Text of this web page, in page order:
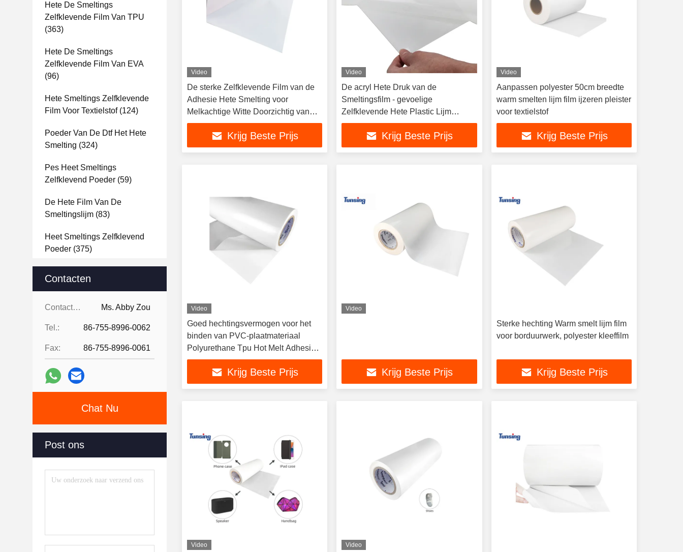
Hete De Smeltings
Zelfklevende Film Van TPU
(363)
Hete De Smeltings
Zelfklevende Film Van EVA
(96)
Hete Smeltings Zelfklevende
Film Voor Textielstof(124)
Poeder Van De Dtf Het Hete
Smelting (324)
Pes Heet Smeltings
Zelfklevend Poeder (59)
De Hete Film Van De
Smeltingslijm (83)
Heet Smeltings Zelfklevend
Poeder (375)
TPU-Poeder(117)
Hete Smeltings Plakband(99)
PET-Folie(121)
Contacten
Contacten: Ms. Abby Zou
Tel.: 86-755-8996-0062
Fax: 86-755-8996-0061
Chat Nu
Post ons
Video
De sterke Zelfklevende Film van de
Adhesie Hete Smelting voor
Melkachtige Witte Doorzichtig van
pvc
Krijg Beste Prijs
Video
De acryl Hete Druk van de
Smeltingsfilm - gevoelige
Zelfklevende Hete Plastic Lijm
Duidelijk voor Bergkristal
Krijg Beste Prijs
Video
Aanpassen polyester 50cm breedte
warm smelten lijm film ijzeren pleister
voor textielstof
Krijg Beste Prijs
Video
Goed hechtingsvermogen voor het
binden van PVC-plaatmateriaal
Polyurethane Tpu Hot Melt Adhesive
Gule
Krijg Beste Prijs
Video
Krijg Beste Prijs
Sterke hechting Warm smelt lijm film
voor borduurwerk, polyester kleeffilm
Krijg Beste Prijs
Video Video